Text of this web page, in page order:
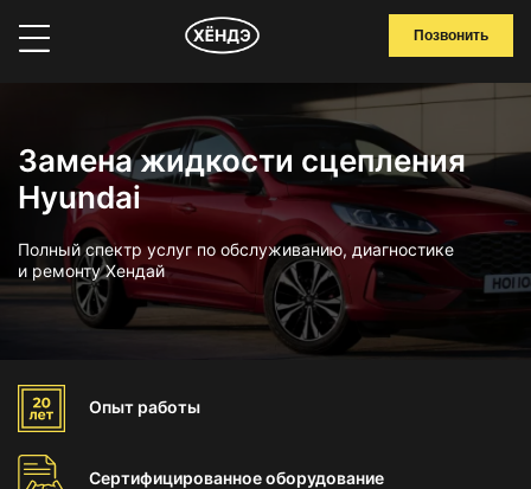
Позвонить
Замена жидкости сцепления
Hyundai
Полный спектр услуг по обслуживанию, диагностике
и ремонту Хендай
Опыт работы
Сертифицированноеоборудование